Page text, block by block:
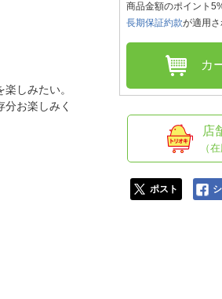
しみたい。
お楽しみく
商品金額のポイント
長期保証約款が適用さ
カ
店
（
ポスト